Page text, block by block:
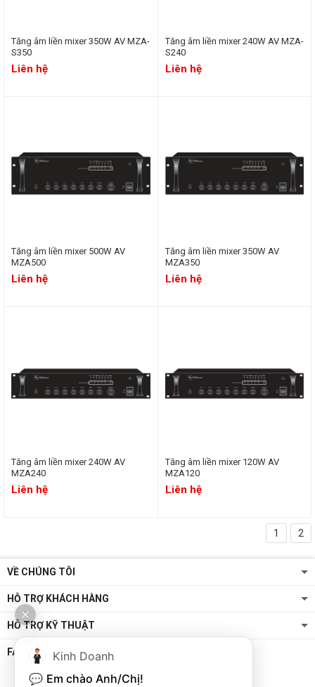
Tăng âm liền mixer 350W AV MZA-
S350
Liên hệ
Tăng âm liền mixer 240W AV MZA-
S240
Liên hệ
Tăng âm liền mixer 500W AV
MZA500
Liên hệ
Tăng âm liền mixer 350W AV
MZA350
Liên hệ
Tăng âm liền mixer 240W AV
MZA240
Liên hệ
Tăng âm liền mixer 120W AV
MZA120
Liên hệ
1 2
VỀ CHÚNG TÔI
HỖ TRỢ KHÁCH HÀNG
HỖ TRỢ KỸ THUẬT
FANPAGE
Kinh Doanh
💬 Em chào Anh/Chị!